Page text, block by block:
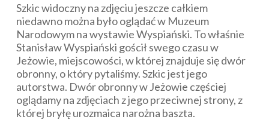
Szkic widoczny na zdjęciu jeszcze całkiem
niedawno można było oglądać w Muzeum
Narodowym na wystawie Wyspiański. To właśnie
Stanisław Wyspiański gościł swego czasu w
Jeżowie, miejscowości, w której znajduje się dwór
obronny, o który pytaliśmy. Szkic jest jego
autorstwa. Dwór obronny w Jeżowie częściej
oglądamy na zdjęciach z jego przeciwnej strony, z
której bryłę urozmaica narożna baszta.